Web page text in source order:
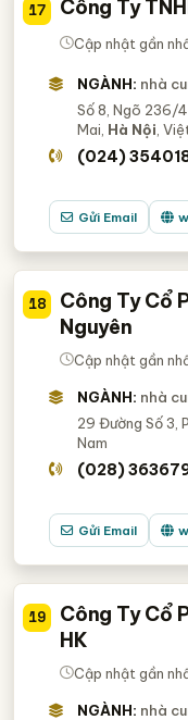
17 Công Ty
Cập nhật gần
NGÀNH: nhà
Số 8, Ngõ 236/
Mai, Hà Nội ,
(024)
Gửi Email
18
Công Ty Cổ
Nguyên
Cập nhật gần
NGÀNH: nhà
29 Đường Số 3,
Nam
(028)
Gửi Email
19
Công Ty Cổ
HK
Cập nhật gần
NGÀNH: nhà